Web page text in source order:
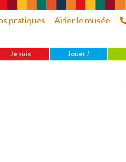
pratiques Aider le musée
Je suis Jouer !